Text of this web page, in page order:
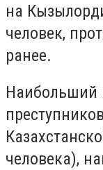
на
человек,
ранее.
Наибольший
человека),